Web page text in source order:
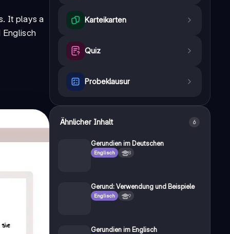
It plays a
Englisch
Karteikarten
Quiz
Probeklausur
Ähnlicher Inhalt 6
Gerundien im Deutschen
Englisch 8
Gerund: Verwendung und Beispiele
Englisch 9
Gerundien im Englisch